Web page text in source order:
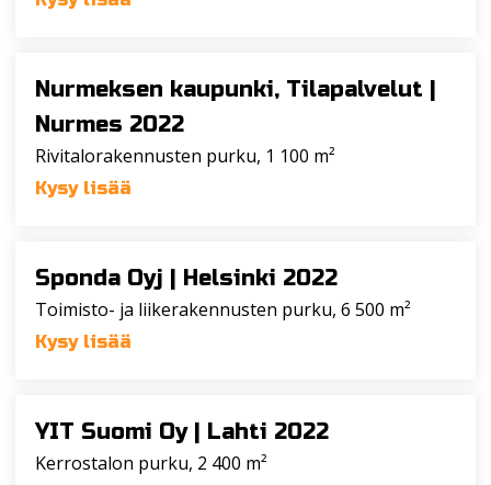
Nurmeksen kaupunki, Tilapalvelut |
Nurmes 2022
Rivitalorakennusten purku, 1 100 m²
Kysy lisää
Sponda Oyj | Helsinki 2022
Toimisto- ja liikerakennusten purku, 6 500 m²
Kysy lisää
YIT Suomi Oy | Lahti 2022
Kerrostalon purku, 2 400 m²